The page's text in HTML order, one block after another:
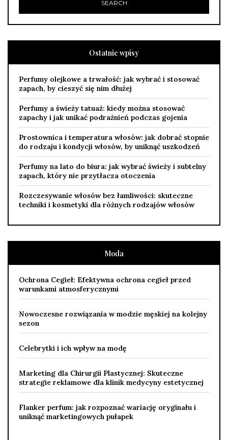
Ostatnie wpisy
Perfumy olejkowe a trwałość: jak wybrać i stosować
zapach, by cieszyć się nim dłużej
Perfumy a świeży tatuaż: kiedy można stosować
zapachy i jak unikać podrażnień podczas gojenia
Prostownica i temperatura włosów: jak dobrać stopnie
do rodzaju i kondycji włosów, by uniknąć uszkodzeń
Perfumy na lato do biura: jak wybrać świeży i subtelny
zapach, który nie przytłacza otoczenia
Rozczesywanie włosów bez łamliwości: skuteczne
techniki i kosmetyki dla różnych rodzajów włosów
Moda
Ochrona Cegieł: Efektywna ochrona cegieł przed
warunkami atmosferycznymi
Nowoczesne rozwiązania w modzie męskiej na kolejny
sezon
Celebrytki i ich wpływ na modę
Marketing dla Chirurgii Plastycznej: Skuteczne
strategie reklamowe dla klinik medycyny estetycznej
Flanker perfum: jak rozpoznać wariację oryginału i
uniknąć marketingowych pułapek